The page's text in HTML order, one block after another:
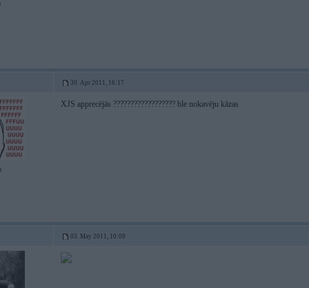
30. Apr 2011, 16:17
XJS apprecējās ?????????????????? ble nokavēju kāzas
03. May 2011, 10:09